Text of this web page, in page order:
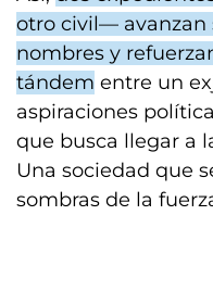
otro civil— avanzan
nombres y
tándem entre un
aspiraciones
que busca llegar a
Una sociedad que
sombras de la